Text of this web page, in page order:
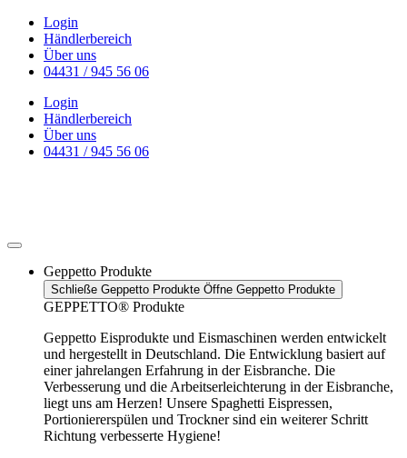
Zum
Inhalt
wechseln
Login
Händlerbereich
Über uns
04431 / 945 56 06
Login
Händlerbereich
Über uns
04431 / 945 56 06
Geppetto Produkte
Schließe Geppetto Produkte Öffne Geppetto Produkte
GEPPETTO® Produkte
Geppetto Eisprodukte und Eismaschinen werden entwickelt
und hergestellt in Deutschland. Die Entwicklung basiert auf
einer jahrelangen Erfahrung in der Eisbranche. Die
Verbesserung und die Arbeitserleichterung in der Eisbranche,
liegt uns am Herzen! Unsere Spaghetti Eispressen,
Portioniererspülen und Trockner sind ein weiterer Schritt
Richtung verbesserte Hygiene!